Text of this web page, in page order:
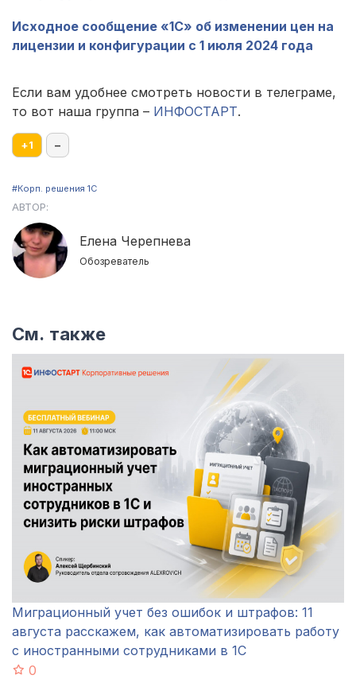
Исходное сообщение «1С» об изменении цен на
лицензии и конфигурации с 1 июля 2024 года
Если вам удобнее смотреть новости в телеграме,
то вот наша группа – ИНФОСТАРТ.
+1 –
#Корп. решения 1С
АВТОР:
Елена Черепнева
Обозреватель
См. также
Миграционный учет без ошибок и штрафов: 11
августа расскажем, как автоматизировать работу
с иностранными сотрудниками в 1С
0